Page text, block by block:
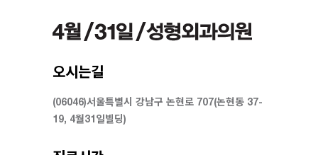
오시는길
(06046)서울특별시 강남구 논현로 707(논현동 37-
19, 4월31일빌딩)